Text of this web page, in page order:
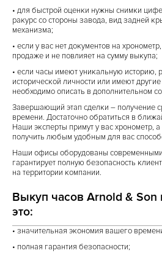
• для быстрой оценки нужны снимки
ракурс со стороны завода, вид задней
механизма;
• если у вас нет документов на
продаже и не повлияет на сумму выкупа;
• если часы имеют уникальную историю,
исторической личности или имеют
необходимо описать в дополнительном
Завершающий этап сделки – получение
времени. Достаточно обратиться в
Наши эксперты примут у вас хронометр,
получить любым удобным для вас
Наши офисы оборудованы современными
гарантирует полную безопасность
на территории компании.
Выкуп часов Arnold & Son
это:
• значительная экономия вашего
• полная гарантия безопасности;